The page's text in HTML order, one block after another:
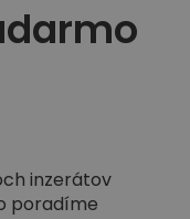
inzerátov
poradíme